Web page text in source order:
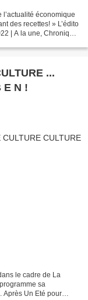
économique
des recettes! » L’édito
| A la une, Chronique
...
E N !
le cadre de La
sa
Après Un Eté pour